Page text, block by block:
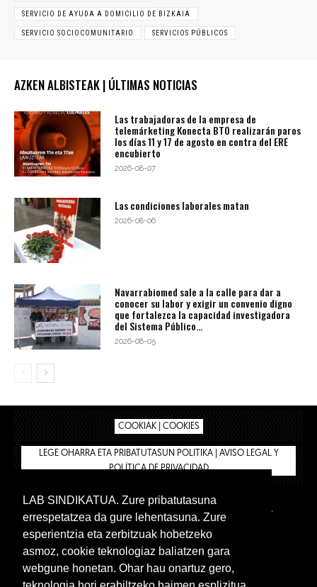
SERVICIO DE AYUDA A DOMICILIO DE BIZKAIA
SERVICIO SOCIOCOMUNITARIO SERVICIOS PÚBLICOS
AZKEN ALBISTEAK | ÚLTIMAS NOTICIAS
Las trabajadoras de la empresa de
telemárketing Konecta BTO realizarán paros
los días 11 y 17 de agosto en contra del ERE
encubierto
2026-08-07
Las condiciones laborales matan
2026-08-06
Navarrabiomed sale a la calle para dar a
conocer su labor y exigir un convenio digno
que fortalezca la capacidad investigadora
del Sistema Público...
2026-08-05
COOKIAK | COOKIES
LEGE OHARRA ETA PRIBATUTASUN POLITIKA | AVISO LEGAL Y
POLÍTICA DE PRIVACIDAD
BIZILAN.EUS
TIENDA
INTRANET 🔑
Euskera Castellano
LAB SINDIKATUA. Zure pribatutasuna
errespetatzea da gure lehentasuna. Zure
esperientzia eta zerbitzuak hobetzeko
asmoz, cookie teknologiaz baliatzen gara
webgune honetan. Ohar hau onartuz gero,